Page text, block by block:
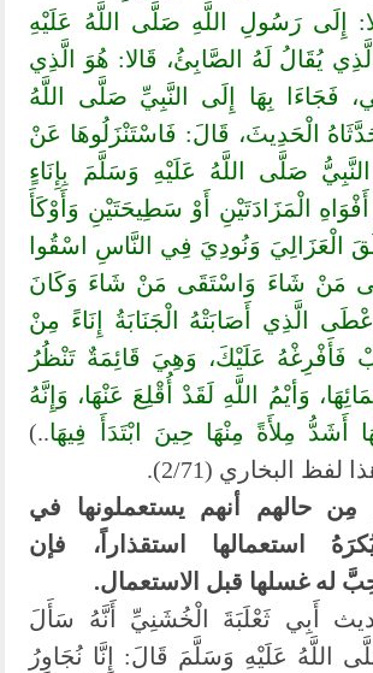
إِلَى رَسُولِ اللَّهِ صَلَّى اللَّهُ عَلَيْهِ
يُقَالُ لَهُ الصَّابِئُ، قَالا: هُوَ الَّذِي
فَجَاءَا بِهَا إِلَى النَّبِيِّ صَلَّى اللَّهُ
الْحَدِيثَ، قَالَ: فَاسْتَنْزَلُوهَا عَنْ
النَّبِيُّ صَلَّى اللَّهُ عَلَيْهِ وَسَلَّمَ بِإِنَاءٍ
الْمَزَادَتَيْنِ أَوْ سَطِيحَتَيْنِ وَأَوْكَأَ
الْعَزَالِيَ وَنُودِيَ فِي النَّاسِ اسْقُوا
مَنْ شَاءَ وَاسْتَقَى مَنْ شَاءَ وَكَانَ
الَّذِي أَصَابَتْهُ الْجَنَابَةُ إِنَاءً مِنْ
فَأَفْرِغْهُ عَلَيْكَ، وَهِيَ قَائِمَةٌ تَنْظُرُ
وَأيْمُ اللَّهِ لَقَدْ أُقْلِعَ عَنْهَا، وَإِنَّهُ
أَشَدُّ مِلأَةً مِنْهَا حِينَ ابْتَدَأَ فِيهَا..)
لفظ البخاري (2/71).
حالهم أنهم يستعملونها في
استعمالها استقذاراً، فإن
له غسلها قبل الاستعمال.
أَبِي ثَعْلَبَةَ الْخُشَنِيِّ أَنَّهُ سَأَلَ
اللَّهُ عَلَيْهِ وَسَلَّمَ قَالَ: إِنَّا نُجَاوِرُ